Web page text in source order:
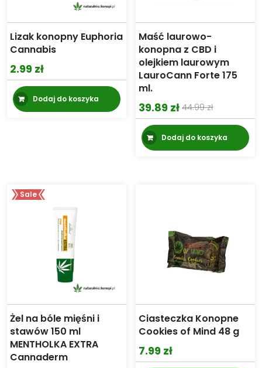
Lizak konopny Euphoria
Cannabis
2.99 zł
Dodaj do koszyka
Maść laurowo-
konopna z CBD i
olejkiem laurowym
LauroCann Forte 175
ml.
44.99zł
Pierwotna
cena
wynosiła:
39.89 zł
Aktualna
cena
wynosi:
Dodaj do koszyka
Sale
Żel na bóle mięśni i
stawów 150 ml
MENTHOLKA EXTRA
Cannaderm
Ciasteczka Konopne
Cookies of Mind 48 g
7.99 zł